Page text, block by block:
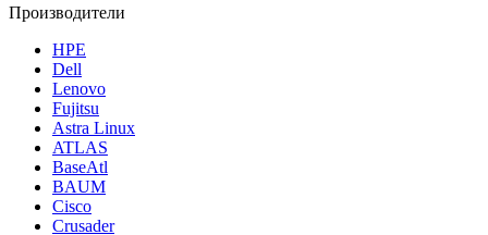
Производители
HPE
Dell
Lenovo
Fujitsu
Astra Linux
ATLAS
BaseAtl
BAUM
Cisco
Crusader